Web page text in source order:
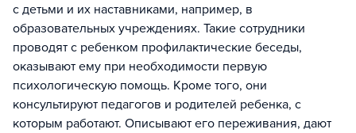
с детьми и их наставниками, например, в
образовательных учреждениях. Такие сотрудники
проводят с ребенком профилактические беседы,
оказывают ему при необходимости первую
психологическую помощь. Кроме того, они
консультируют педагогов и родителей ребенка, с
которым работают. Описывают его переживания, дают